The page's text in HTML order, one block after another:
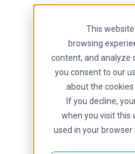
This
browsing
content, and analyze
you consent to our
about the
If you decline,
when you visit this
used in your